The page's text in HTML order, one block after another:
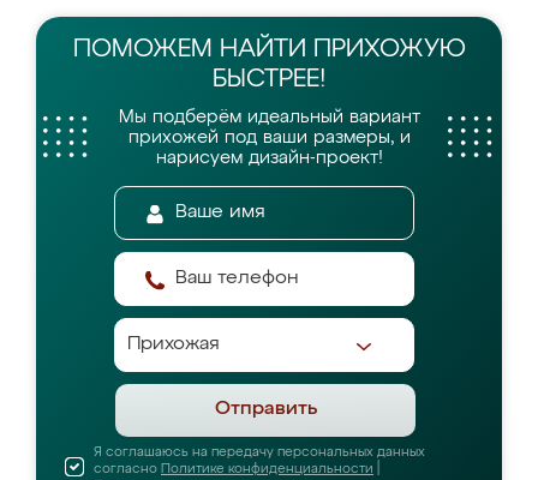
ПОМОЖЕМ НАЙТИ
ПРИХОЖУЮ
БЫСТРЕЕ!
Мы подберём идеальный вариант
прихожей под ваши размеры, и
нарисуем дизайн-проект!
Отправить
Я соглашаюсь на передачу персональных данных
согласно Политике конфиденциальности